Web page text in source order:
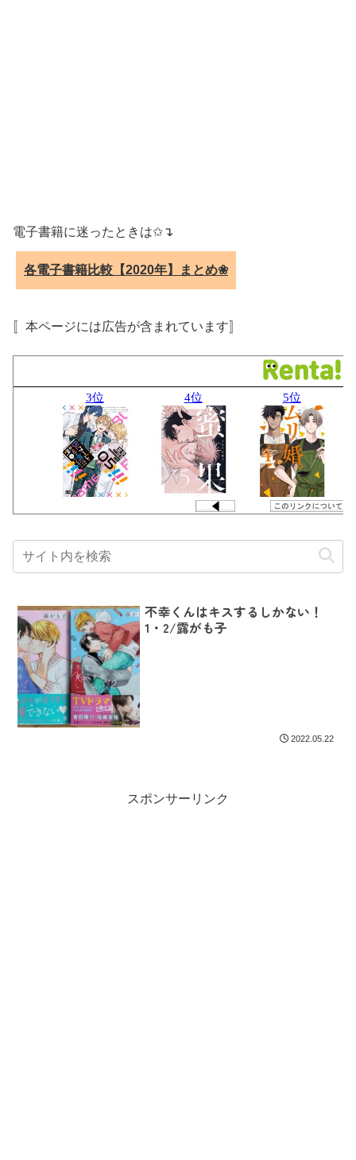
電子書籍に迷ったときは✩↴
各電子書籍比較【2020年】まとめ❀
〚本ページには広告が含まれています〛
不幸くんはキスするしかない！
1・2/露がも子
2022.05.22
スポンサーリンク